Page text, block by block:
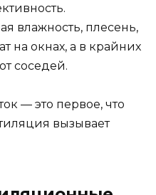
влажность, плесень,
на окнах, а в крайних
соседей.
— это первое, что
вызывает